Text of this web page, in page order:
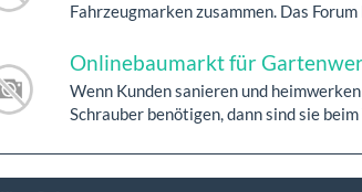
Fahrzeugmarken zusammen. Das
Onlinebaumarkt für
Wenn Kunden sanieren und
Schrauber benötigen, dann sind sie beim